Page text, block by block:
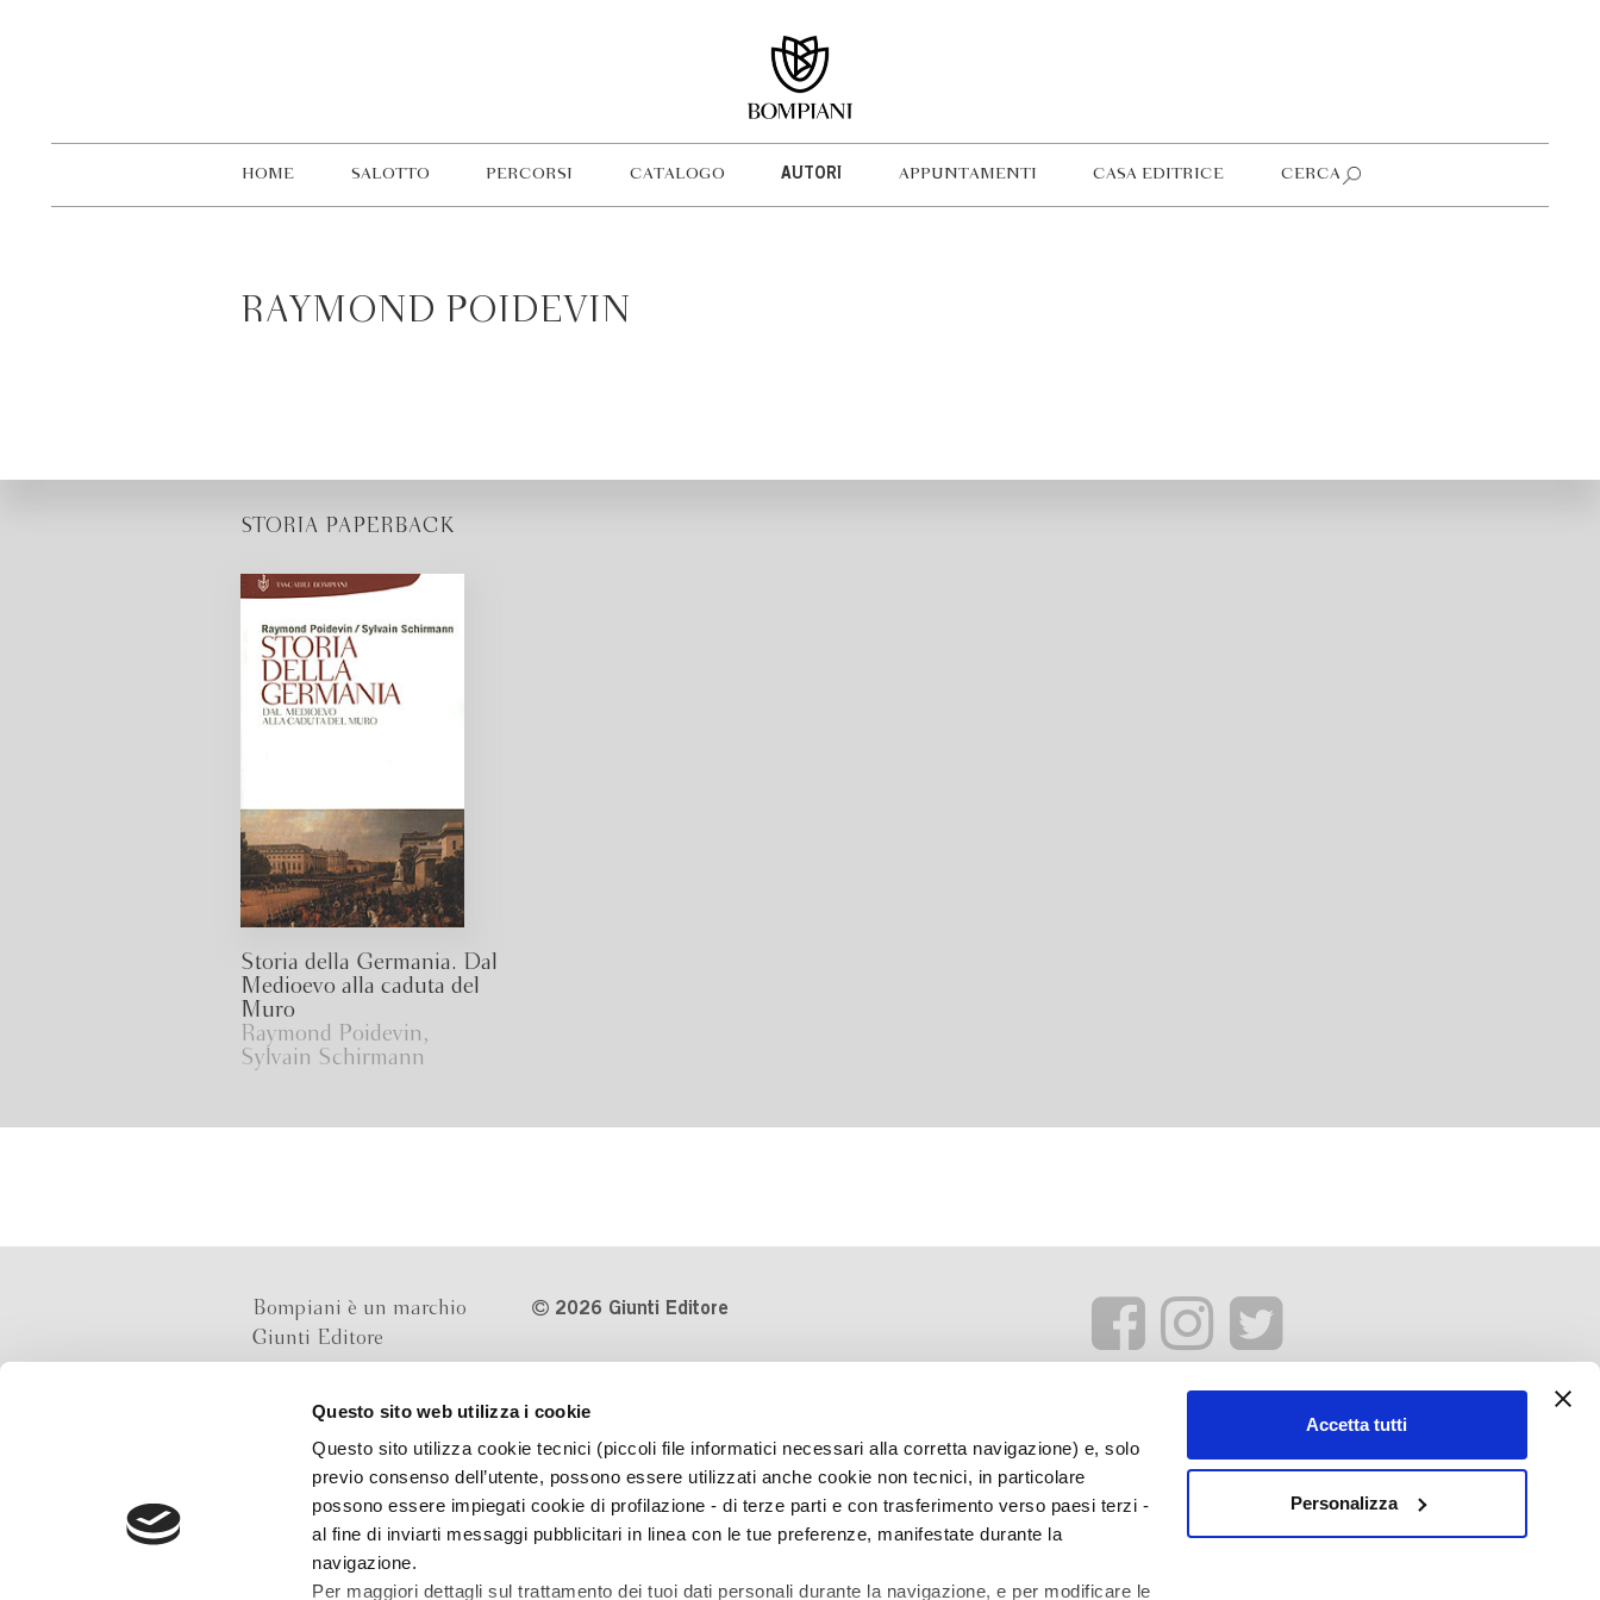
Questo sito web utilizza i cookie
Questo sito utilizza cookie tecnici (piccoli file informatici necessari alla corretta navigazione) e, solo
previo consenso dell’utente, possono essere utilizzati anche cookie non tecnici, in particolare
possono essere impiegati cookie di profilazione - di terze parti e con trasferimento verso paesi terzi -
al fine di inviarti messaggi pubblicitari in linea con le tue preferenze, manifestate durante la
navigazione.
Per maggiori dettagli sul trattamento dei tuoi dati personali durante la navigazione, e per modificare le
Accetta tutti
Personalizza
HOME SALOTTO PERCORSI CATALOGO AUTORI APPUNTAMENTI CASA EDITRICE CERCA
RAYMOND POIDEVIN
STORIA PAPERBACK
Storia della Germania. Dal
Medioevo alla caduta del
Muro
Raymond Poidevin,
Sylvain Schirmann
Bompiani è un marchio
Giunti Editore
Via Bolognese 165,
50139 Firenze
Via G.B.Pirelli 30,
2026 Giunti Editore
Numero d'iscrizione al Registro
Imprese di Milano REA 1327444
Informativa sulla privacy